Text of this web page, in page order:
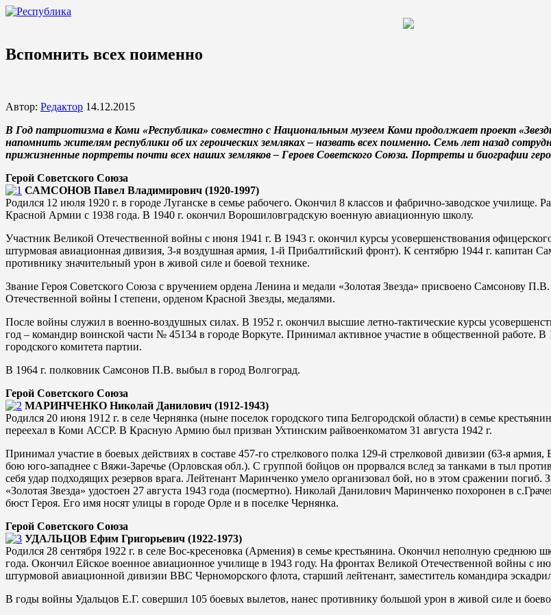
Вспомнить всех поименно
Автор: Редактор 14.12.2015
В Год патриотизма в Коми «Республика» совместно с Национальным музеем Коми продолжает проект
напомнить жителям республики об их героических земляках – назвать всех поименно. Семь лет назад
прижизненные портреты почти всех наших земляков – Героев Советского Союза. Портреты и биографии
Герой Советского Союза
САМСОНОВ Павел Владимирович (1920-1997)
Родился 12 июля 1920 г. в городе Луганске в семье рабочего. Окончил 8 классов и фабрично-заводское училище.
Красной Армии с 1938 года. В 1940 г. окончил Ворошиловградскую военную авиационную школу.
Участник Великой Отечественной войны с июня 1941 г. В 1943 г. окончил курсы усовершенствования
штурмовая авиационная дивизия, 3-я воздушная армия, 1-й Прибалтийский фронт). К сентябрю 1944 г. капитан
противнику значительный урон в живой силе и боевой технике.
Звание Героя Советского Союза с вручением ордена Ленина и медали «Золотая Звезда» присвоено Самсонову
Отечественной войны I степени, орденом Красной Звезды, медалями.
После войны служил в военно-воздушных силах. В 1952 г. окончил высшие летно-тактические курсы
год – командир воинской части № 45134 в городе Воркуте. Принимал активное участие в общественной работе.
городского комитета партии.
В 1964 г. полковник Самсонов П.В. выбыл в город Волгоград.
Герой Советского Союза
МАРИНЧЕНКО Николай Данилович (1912-1943)
Родился 20 июня 1912 г. в селе Чернянка (ныне поселок городского типа Белгородской области) в семье
переехал в Коми АССР. В Красную Армию был призван Ухтинским райвоенкоматом 31 августа 1942 г.
Принимал участие в боевых действиях в составе 457-го стрелкового полка 129-й стрелковой дивизии (63-я
бою юго-западнее с Вяжи-Заречье (Орловская обл.). С группой бойцов он прорвался вслед за танками в тыл
себя удар подходящих резервов врага. Лейтенант Маринченко умело организовал бой, но в этом сражении
«Золотая Звезда» удостоен 27 августа 1943 года (посмертно). Николай Данилович Маринченко похоронен в
бюст Героя. Его имя носят улицы в городе Орле и в поселке Чернянка.
Герой Советского Союза
УДАЛЬЦОВ Ефим Григорьевич (1922-1973)
Родился 28 сентября 1922 г. в селе Вос-кресеновка (Армения) в семье крестьянина. Окончил неполную среднюю
года. Окончил Ейское военное авиационное училище в 1943 году. На фронтах Великой Отечественной войны с
штурмовой авиационной дивизии ВВС Черноморского флота, старший лейтенант, заместитель командира
В годы войны Удальцов Е.Г. совершил 105 боевых вылетов, нанес противнику большой урон в живой силе и